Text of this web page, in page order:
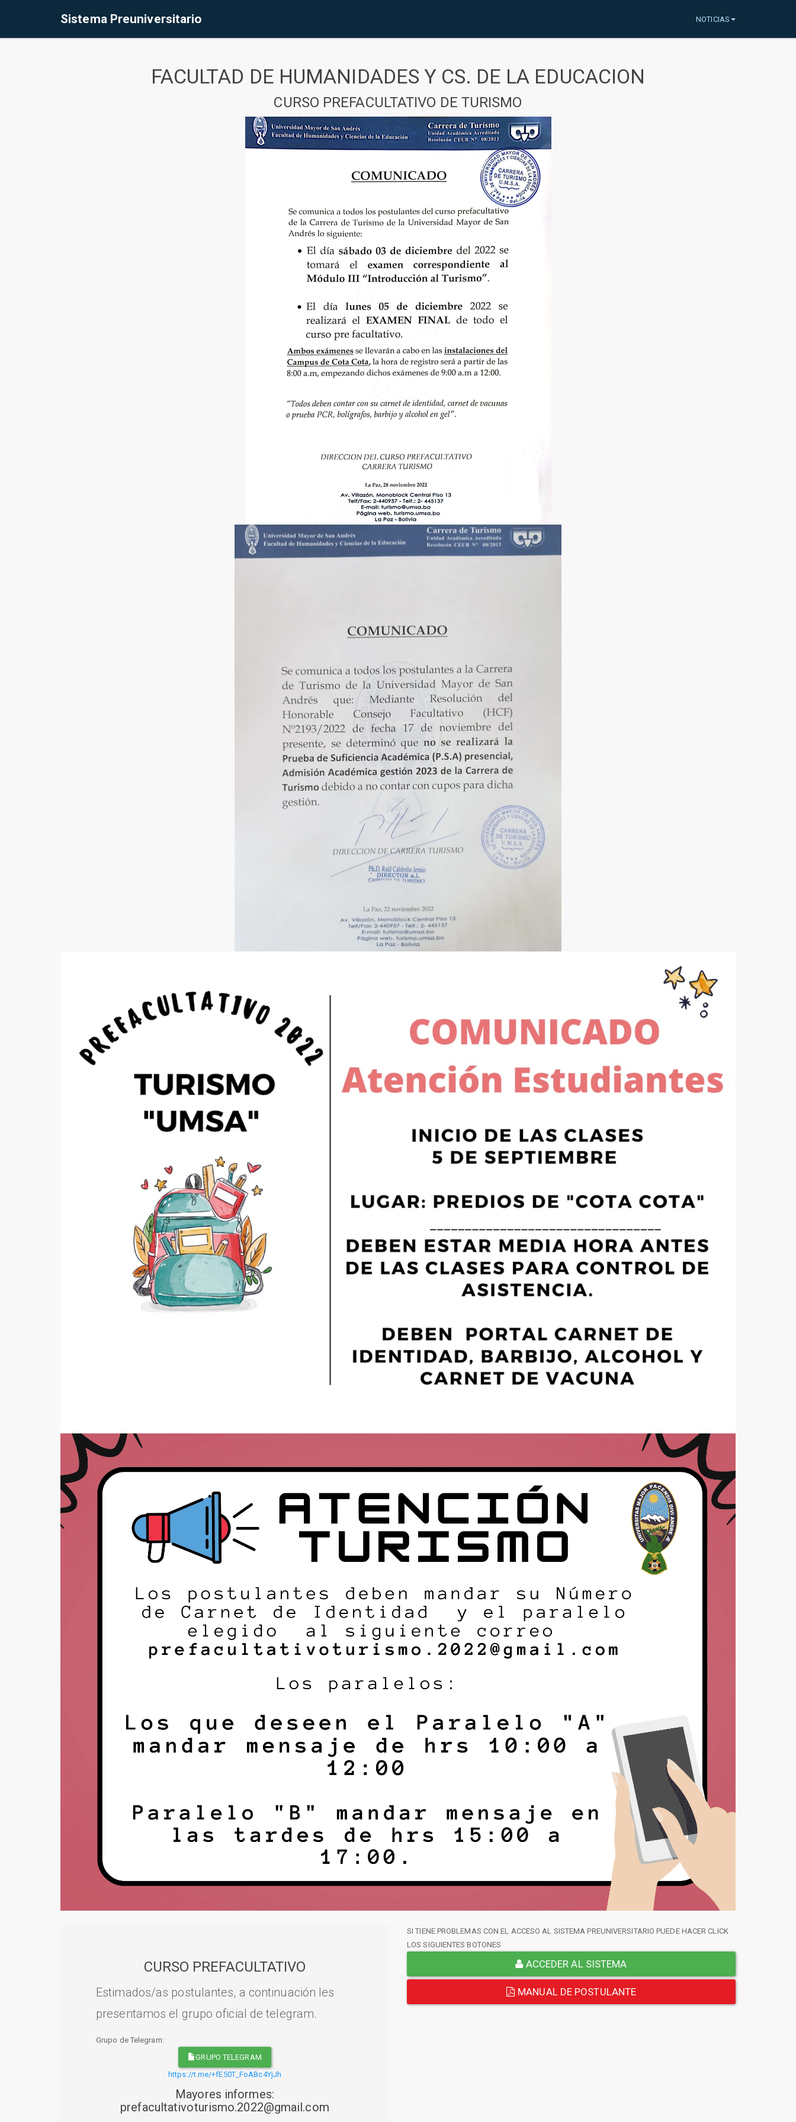
Sistema Preuniversitario NOTICIAS
FACULTAD DE HUMANIDADES Y CS. DE LA EDUCACION
CURSO PREFACULTATIVO DE TURISMO
CURSO PREFACULTATIVO
Estimados/as postulantes, a continuación les
presentamos el grupo oficial de telegram.
Grupo de Telegram:
GRUPO TELEGRAM
https://t.me/+fE50T_FoABc4YjJh
Mayores informes:
prefacultativoturismo.2022@gmail.com
SI TIENE PROBLEMAS CON EL ACCESO AL SISTEMA PREUNIVERSITARIO PUEDE HACER CLICK
LOS SIGUIENTES BOTONES
ACCEDER AL SISTEMA
MANUAL DE POSTULANTE